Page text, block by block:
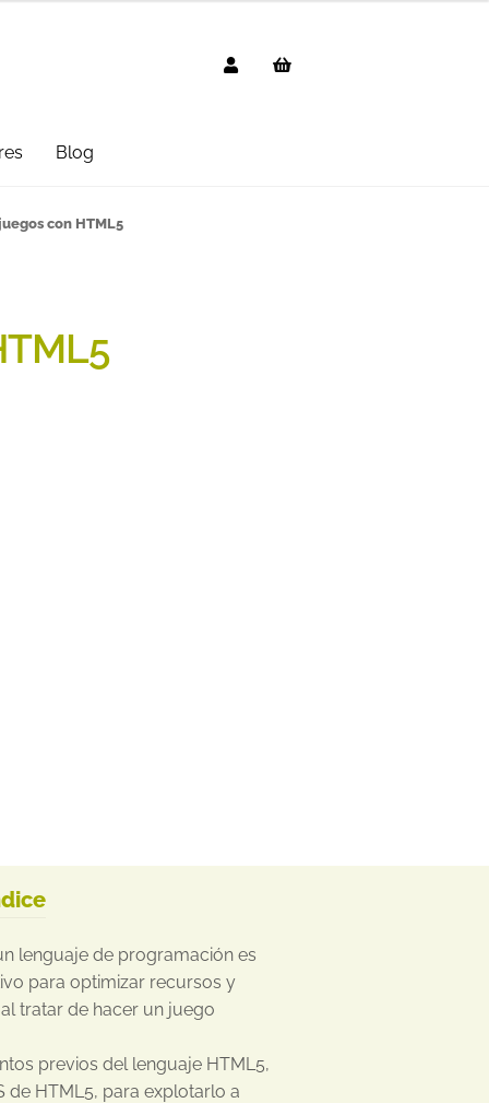
Blog
con HTML5
lenguaje de programación es
para optimizar recursos y
tratar de hacer un juego
previos del lenguaje HTML5,
HTML5, para explotarlo a